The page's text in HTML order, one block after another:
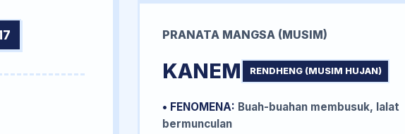
PRANATA MANGSA (MUSIM)
KANEM RENDHENG (MUSIM HUJAN)
• FENOMENA: Buah-buahan membusuk, lalat
bermunculan